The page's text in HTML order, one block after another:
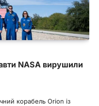
NASA вирушили
корабель Orion із